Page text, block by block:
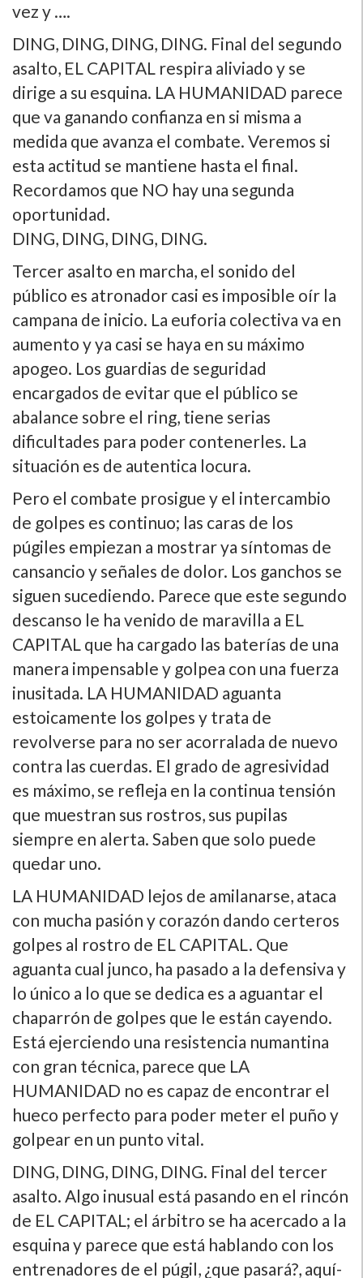
vez y ….
DING, DING, DING, DING. Final del segundo
asalto, EL CAPITAL respira aliviado y se
dirige a su esquina. LA HUMANIDAD parece
que va ganando confianza en si misma a
medida que avanza el combate. Veremos si
esta actitud se mantiene hasta el final.
Recordamos que NO hay una segunda
oportunidad.
DING, DING, DING, DING.
Tercer asalto en marcha, el sonido del
público es atronador casi es imposible oí­r la
campana de inicio. La euforia colectiva va en
aumento y ya casi se haya en su máximo
apogeo. Los guardias de seguridad
encargados de evitar que el público se
abalance sobre el ring, tiene serias
dificultades para poder contenerles. La
situación es de autentica locura.
Pero el combate prosigue y el intercambio
de golpes es continuo; las caras de los
púgiles empiezan a mostrar ya sí­ntomas de
cansancio y señales de dolor. Los ganchos se
siguen sucediendo. Parece que este segundo
descanso le ha venido de maravilla a EL
CAPITAL que ha cargado las baterí­as de una
manera impensable y golpea con una fuerza
inusitada. LA HUMANIDAD aguanta
estoicamente los golpes y trata de
revolverse para no ser acorralada de nuevo
contra las cuerdas. El grado de agresividad
es máximo, se refleja en la continua tensión
que muestran sus rostros, sus pupilas
siempre en alerta. Saben que solo puede
quedar uno.
LA HUMANIDAD lejos de amilanarse, ataca
con mucha pasión y corazón dando certeros
golpes al rostro de EL CAPITAL. Que
aguanta cual junco, ha pasado a la defensiva y
lo único a lo que se dedica es a aguantar el
chaparrón de golpes que le están cayendo.
Está ejerciendo una resistencia numantina
con gran técnica, parece que LA
HUMANIDAD no es capaz de encontrar el
hueco perfecto para poder meter el puño y
golpear en un punto vital.
DING, DING, DING, DING. Final del tercer
asalto. Algo inusual está pasando en el rincón
de EL CAPITAL; el árbitro se ha acercado a la
esquina y parece que está hablando con los
entrenadores de el púgil, ¿que pasará?, aquí­